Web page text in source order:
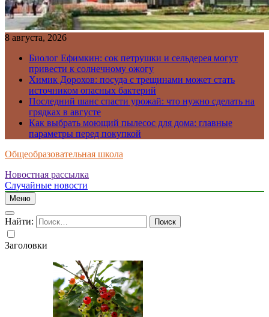
8 августа, 2026
Биолог Ефимкин: сок петрушки и сельдерея могут
привести к солнечному ожогу
Химик Дорохов: посуда с трещинами может стать
источником опасных бактерий
Последний шанс спасти урожай: что нужно сделать на
грядках в августе
Как выбрать моющий пылесос для дома: главные
параметры перед покупкой
Общеобразовательная школа
Новостная рассылка
Случайные новости
Меню
Найти:
Заголовки